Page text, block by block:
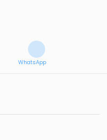
WhatsApp